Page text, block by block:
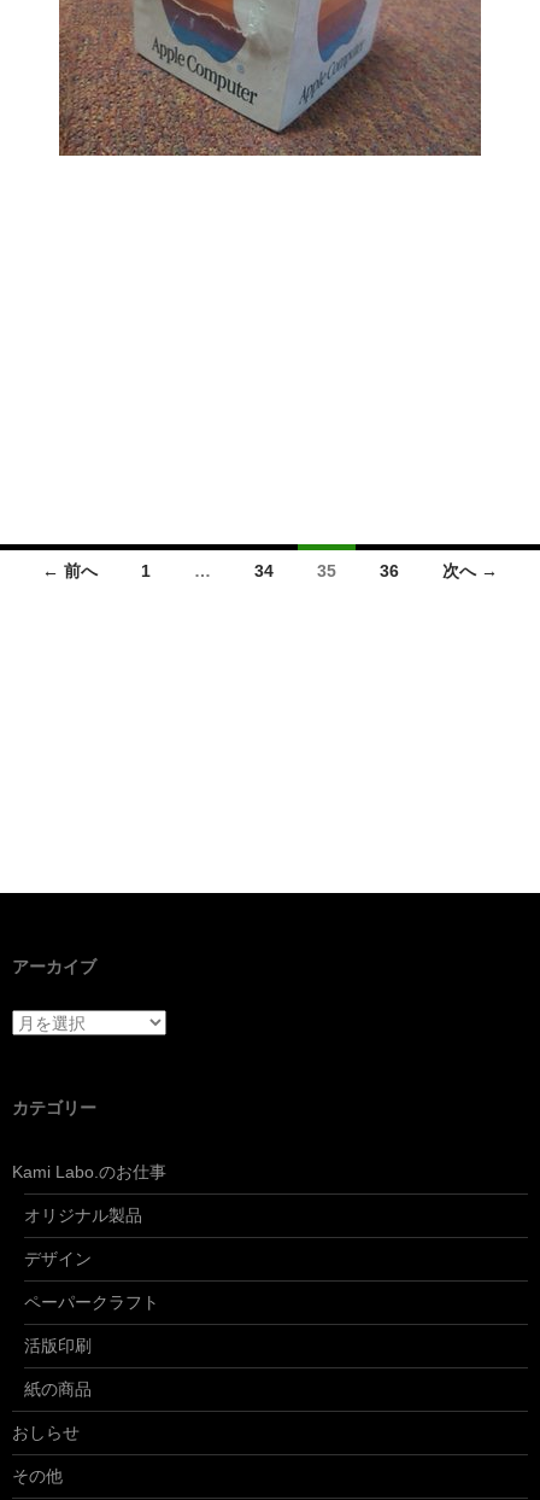
← 前へ 1 … 34 35 36 次へ →
アーカイブ
アーカイブ
カテゴリー
Kami Labo.のお仕事
オリジナル製品
デザイン
ペーパークラフト
活版印刷
紙の商品
おしらせ
その他